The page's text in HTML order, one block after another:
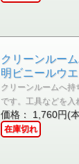
クリーンルー
明ビニールウ
クリーンルームへ
です。工具などを入
価格： 1,760円(
在庫切れ